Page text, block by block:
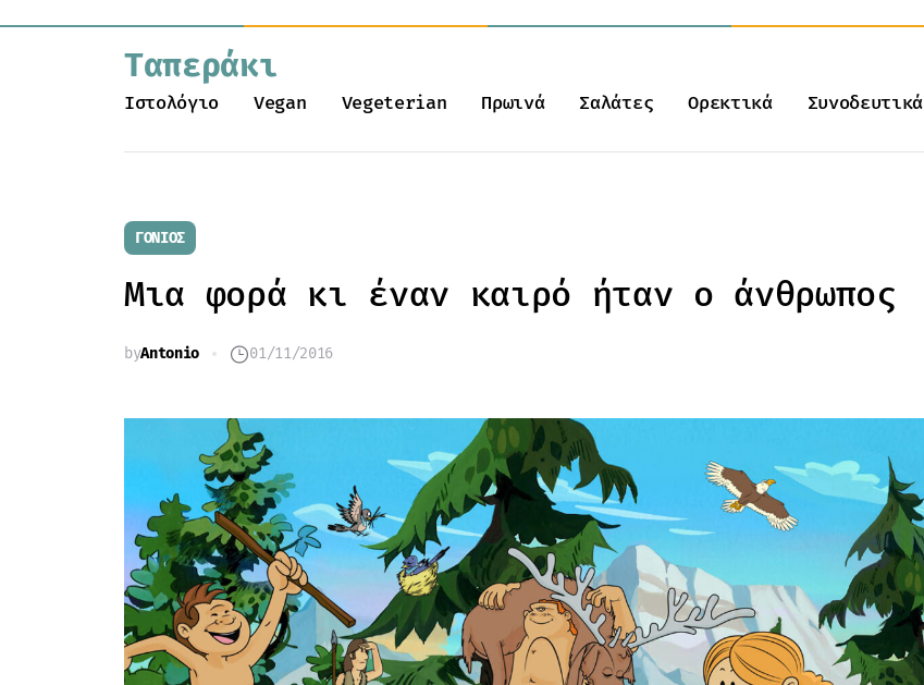
Ταπεράκι
Ιστολόγιο Vegan Vegeterian Πρωινά Σαλάτες Ορεκτικά Συνοδευτικά
ΓΟΝΙΌΣ
Μια φορά κι έναν καιρό ήταν ο άνθρωπος
byAntonio 01/11/2016